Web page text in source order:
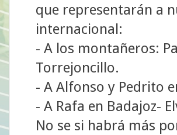
que representarán a
internacional:
- A los montañeros:
Torrejoncillo.
- A Alfonso y Pedrito
- A Rafa en Badajoz-
No se si habrá más